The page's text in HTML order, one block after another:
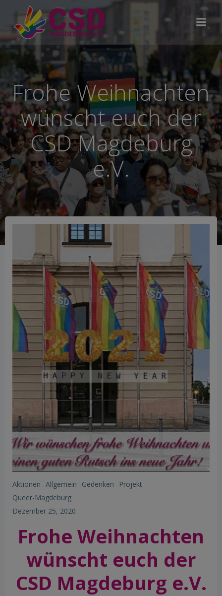
Zum
springen
Frohe Weihnachten
wünscht euch der
CSD Magdeburg
e.V.
Aktionen Allgemein Gedenken
Projekt
Queer-Magdeburg
Dezember 25, 2020
Frohe Weihnachten
wünscht euch der
CSD Magdeburg e.V.